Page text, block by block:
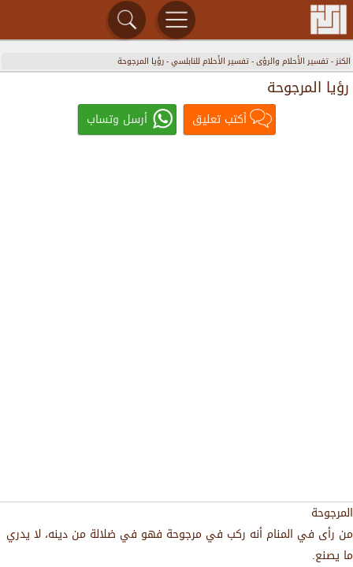
الكنز-تفسير الأحلام والرؤى-تفسير الأحلام للنابلسي-رؤيا المرجوحة
رؤيا المرجوحة
أكتب تعليق أرسل وتساب
المرجوحة
من رأى في المنام أنه ركب في مرجوحة فهو في ضلالة من دينه، لا يدري
ما يصنع.